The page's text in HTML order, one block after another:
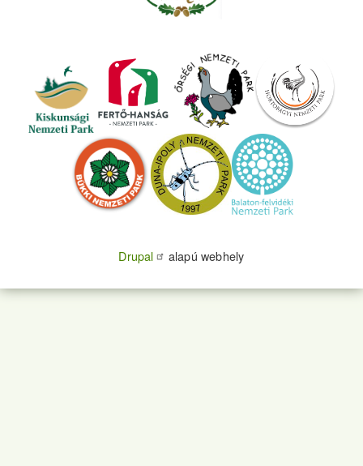
Drupal alapú webhely